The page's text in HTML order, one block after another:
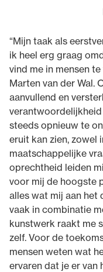
“Mijn taak als
ik heel erg graag
vind me in mensen
Marten van der Wal.
aanvullend en
verantwoordelijkheid
steeds opnieuw te
eruit kan zien, zowel
maatschappelijke
oprechtheid leiden
voor mij de hoogste
alles wat mij aan het
vaak in combinatie
kunstwerk raakt me
zelf. Voor de
mensen weten wat
ervaren dat je er van